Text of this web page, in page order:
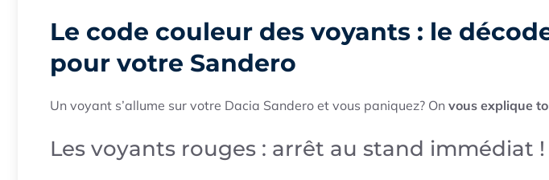
Le code couleur des voyants : le
pour votre Sandero
Un voyant s’allume sur votre Dacia Sandero et vous paniquez? On vous explique
Les voyants rouges : arrêt au stand immédiat !